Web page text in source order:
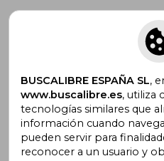
Suscríbete para
¿Necesitas ayuda?
BUSCALIBRE ESPAÑA SL,
www.buscalibre.es, utiliza
tecnologías similares que
información cuando
pueden servir para
reconocer a un usuario y